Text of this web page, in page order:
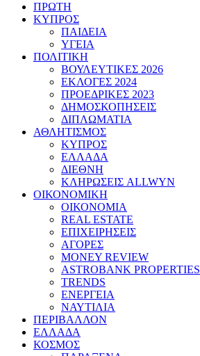
ΠΡΩΤΗ
ΚΥΠΡΟΣ
ΠΑΙΔΕΙΑ
ΥΓΕΙΑ
ΠΟΛΙΤΙΚΗ
ΒΟΥΛΕΥΤΙΚΕΣ 2026
ΕΚΛΟΓΕΣ 2024
ΠΡΟΕΔΡΙΚΕΣ 2023
ΔΗΜΟΣΚΟΠΗΣΕΙΣ
ΔΙΠΛΩΜΑΤΙΑ
ΑΘΛΗΤΙΣΜΟΣ
ΚΥΠΡΟΣ
ΕΛΛΑΔΑ
ΔΙΕΘΝΗ
ΚΛΗΡΩΣΕΙΣ ALLWYN
ΟΙΚΟΝΟΜΙΚΗ
ΟΙΚΟΝΟΜΙΑ
REAL ESTATE
ΕΠΙΧΕΙΡΗΣΕΙΣ
ΑΓΟΡΕΣ
MONEY REVIEW
ASTROBANK PROPERTIES
TRENDS
ΕΝΕΡΓΕΙΑ
ΝΑΥΤΙΛΙΑ
ΠΕΡΙΒΑΛΛΟΝ
ΕΛΛΑΔΑ
ΚΟΣΜΟΣ